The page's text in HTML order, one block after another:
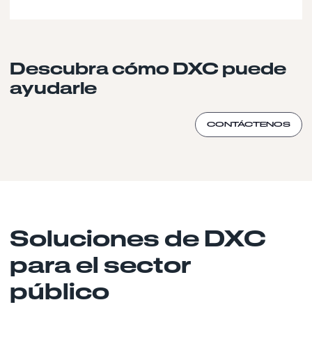
Descubra cómo DXC puede
ayudarle
CONTÁCTENOS
Soluciones de DXC
para el sector
público